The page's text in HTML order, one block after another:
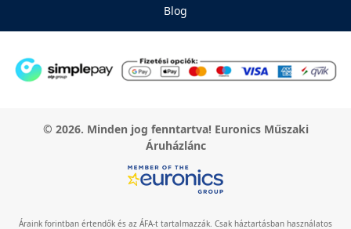
Blog
© 2026. Minden jog fenntartva! Euronics Műszaki
Áruházlánc
Áraink forintban értendők és az ÁFA-t tartalmazzák. Csak háztartásban használatos